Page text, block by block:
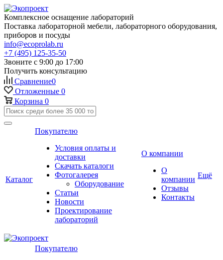
Комплексное оснащение лабораторий
Поставка лабораторной мебели, лабораторного оборудования,
приборов и посуды
info@ecoprolab.ru
+7 (495) 125-35-50
Звоните с 9:00 до 17:00
Получить консультацию
Сравнение0
Отложенные 0
Корзина 0
Каталог
Покупателю
Условия оплаты и
доставки
Скачать каталоги
Фотогалерея
Оборудование
Статьи
Новости
Проектирование
лабораторий
О компании
О
компании
Отзывы
Контакты
Ещё
Покупателю